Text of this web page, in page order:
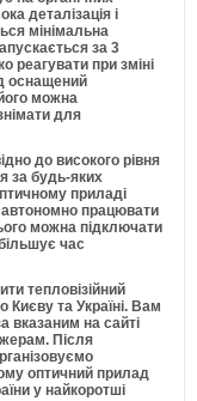
деталізація і
мінімальна
за 3
реагувати при зміні
оснащений
можна
для
до високого рівня
за будь-яких
приладі
автономно працювати
можна підключати
час
тепловізійний
Києву та Україні. Вам
вказаним на сайті
Після
оптичний прилад
у найкоротші